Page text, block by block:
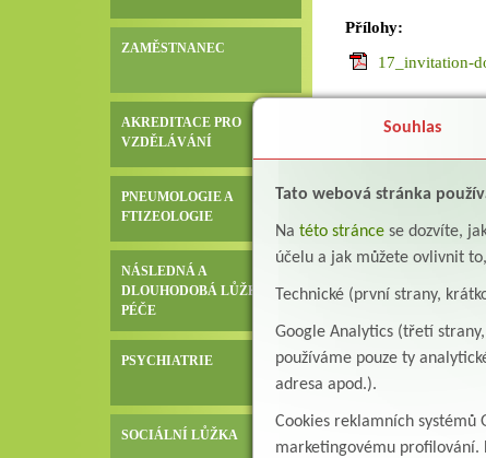
ZAMĚSTNANEC
AKREDITACE PRO
VZDĚLÁVÁNÍ
PNEUMOLOGIE A
FTIZEOLOGIE
NÁSLEDNÁ A
DLOUHODOBÁ LŮŽKOVÁ
PÉČE
PSYCHIATRIE
SOCIÁLNÍ LŮŽKA
Přílohy:
17_invitation-
Souhlas
Tato webová stránka
Na této stránce se dozvíte,
účelu a jak můžete ovlivnit
Technické (první strany,
Google Analytics (třetí
používáme pouze ty
adresa apod.).
Cookies reklamních systémů
marketingovému profilování.